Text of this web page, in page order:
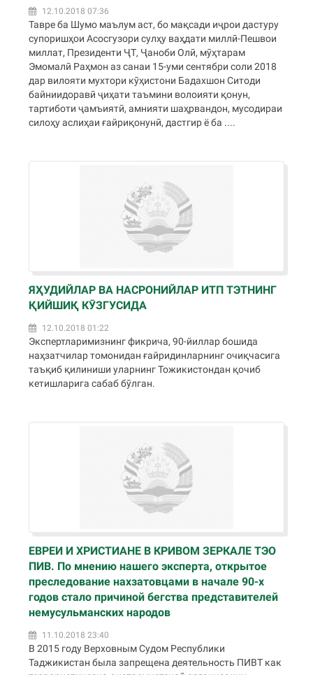
12.10.2018 07:36
Тавре ба Шумо маълум аст, бо мақсади иҷрои дастуру
супоришҳои Асосгузори сулҳу ваҳдати миллӣ-Пешвои
миллат, Президенти ҶТ, Ҷаноби Олӣ, мӯҳтарам
Эмомалӣ Раҳмон аз санаи 15-уми сентябри соли 2018
дар вилояти мухтори кӯҳистони Бадахшон Ситоди
байниидоравӣ ҷиҳати таъмини волоияти қонун,
тартиботи ҷамъиятӣ, амнияти шаҳрвандон, мусодираи
силоҳу аслиҳаи ғайриқонунӣ, дастгир ё ба ....
ЯҲУДИЙЛАР ВА НАСРОНИЙЛАР ИТП ТЭТНИНГ
ҚИЙШИҚ КӮЗГУСИДА
12.10.2018 01:22
Экспертларимизнинг фикрича, 90-йиллар бошида
наҳзатчилар томонидан ғайридинларнинг очиқчасига
таъқиб қилиниши уларнинг Тожикистондан қочиб
кетишларига сабаб бӯлган.
ЕВРЕИ И ХРИСТИАНЕ В КРИВОМ ЗЕРКАЛЕ ТЭО
ПИВ. По мнению нашего эксперта, открытое
преследование нахзатовцами в начале 90-х
годов стало причиной бегства представителей
немусульманских народов
11.10.2018 23:40
В 2015 году Верховным Судом Республики
Таджикистан была запрещена деятельность ПИВТ как